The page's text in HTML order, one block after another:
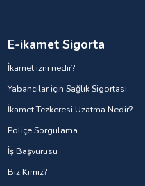
E-ikamet Sigorta
İkamet izni nedir?
Yabancılar için Sağlık Sigortası
İkamet Tezkeresi Uzatma Nedir?
Poliçe Sorgulama
İş Başvurusu
Biz Kimiz?